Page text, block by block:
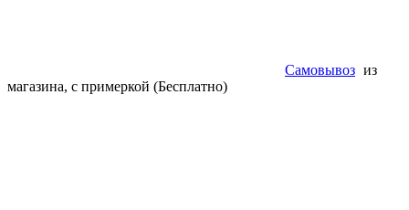
Самовывоз из
магазина, с примеркой (Бесплатно)